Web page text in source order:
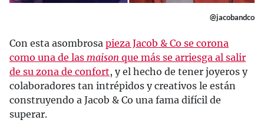
@jacobandco
Con esta asombrosa pieza Jacob & Co se corona
como una de las maison que más se arriesga al salir
de su zona de confort, y el hecho de tener joyeros y
colaboradores tan intrépidos y creativos le están
construyendo a Jacob & Co una fama difícil de
superar.